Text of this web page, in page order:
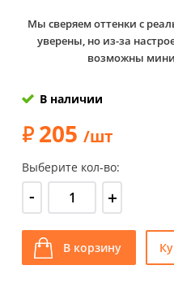
Мы сверяем оттенки с
уверены, но из-за
возможны
В наличии
205 /шт
Выберите кол-во:
- +
В корзину